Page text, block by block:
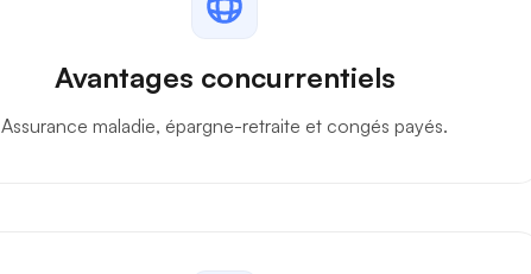
Avantages concurrentiels
Assurance maladie, épargne-retraite et congés payés.